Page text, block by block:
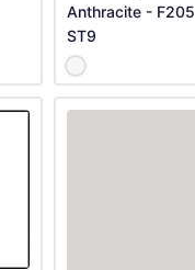
Anthracite - F205
ST9